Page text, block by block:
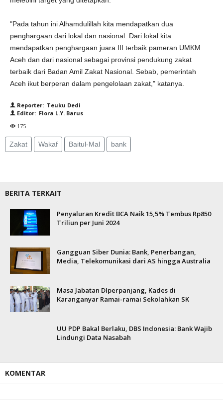
"Pada tahun ini Alhamdulillah kita mendapatkan dua
penghargaan dari lokal dan nasional. Dari lokal kita
mendapatkan penghargaan juara III terbaik pameran UMKM
Aceh dan dari nasional sebagai provinsi pendukung zakat
terbaik dari Badan Amil Zakat Nasional. Sebab, pemerintah
Aceh ikut berperan dalam pengelolaan zakat," katanya.
Reporter: Teuku Dedi
Editor: Flora L.Y. Barus
175
Zakat Wakaf Baitul-Mal bank
BERITA TERKAIT
Penyaluran Kredit BCA Naik 15,5% Tembus Rp850
Triliun per Juni 2024
Gangguan Siber Dunia: Bank, Penerbangan,
Media, Telekomunikasi dari AS hingga Australia
Masa Jabatan DIperpanjang, Kades di
Karanganyar Ramai-ramai Sekolahkan SK
UU PDP Bakal Berlaku, DBS Indonesia: Bank Wajib
Lindungi Data Nasabah
KOMENTAR